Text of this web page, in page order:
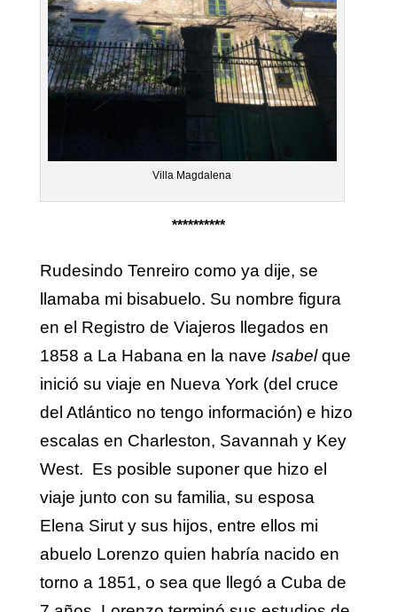
Villa Magdalena
**********
Rudesindo Tenreiro como ya dije, se
llamaba mi bisabuelo. Su nombre figura
en el Registro de Viajeros llegados en
1858 a La Habana en la nave Isabelque
inició su viaje en Nueva York (del cruce
del Atlántico no tengo información) e hizo
escalas en Charleston, Savannah y Key
West. Es posible suponer que hizo el
viaje junto con su familia, su esposa
Elena Sirut y sus hijos, entre ellos mi
abuelo Lorenzo quien habría nacido en
torno a 1851, o sea que llegó a Cuba de